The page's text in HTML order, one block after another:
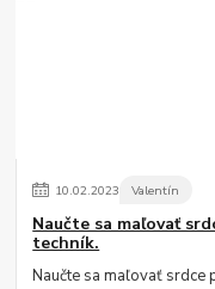
10.02.2023 Valentín
Naučte sa maľovať
techník.
Naučte sa maľovať srdce